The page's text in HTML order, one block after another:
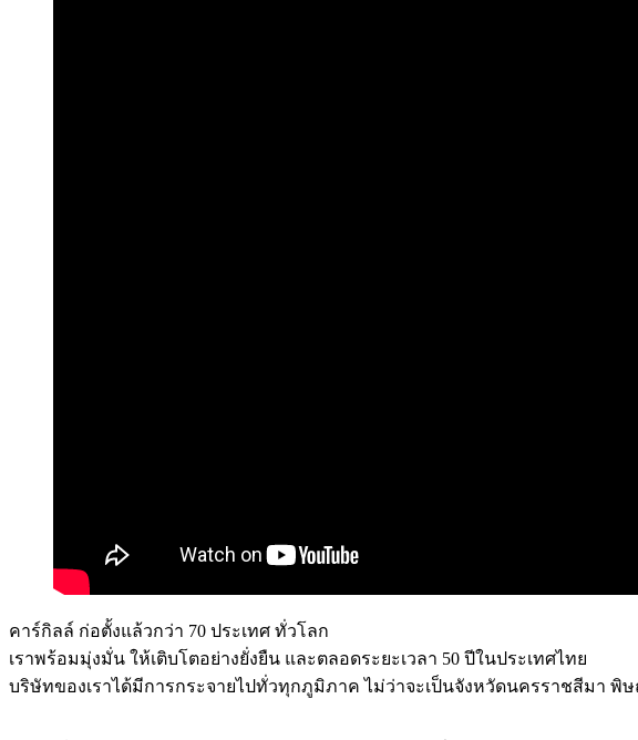
คาร์กิลล์ ก่อตั้งแล้วกว่า 70 ประเทศ ทั่วโลก
เราพร้อมมุ่งมั่น ให้เติบโตอย่างยั่งยืน และตลอดระยะเวลา 50 ปีในประเทศไทย
บริษัทของเราได้มีการกระจายไปทั่วทุกภูมิภาค ไม่ว่าจะเป็นจังหวัดนครราชสีมา พิ